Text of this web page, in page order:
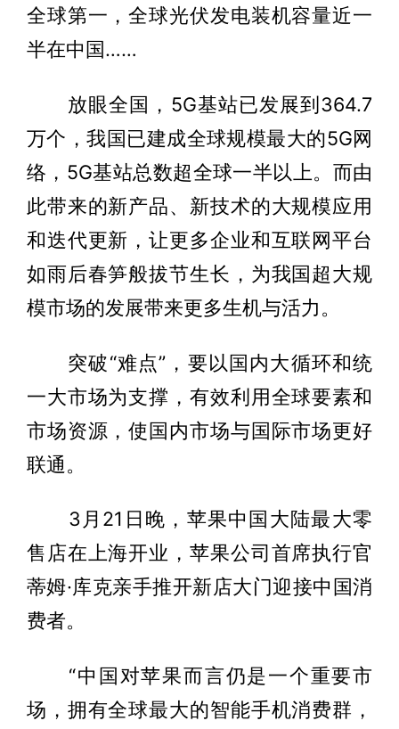
全球第一，全球光伏发电装机容量近一
半在中国……
放眼全国，5G基站已发展到364.7
万个，我国已建成全球规模最大的5G网
络，5G基站总数超全球一半以上。而由
此带来的新产品、新技术的大规模应用
和迭代更新，让更多企业和互联网平台
如雨后春笋般拔节生长，为我国超大规
模市场的发展带来更多生机与活力。
突破“难点”，要以国内大循环和统
一大市场为支撑，有效利用全球要素和
市场资源，使国内市场与国际市场更好
联通。
3月21日晚，苹果中国大陆最大零
售店在上海开业，苹果公司首席执行官
蒂姆·库克亲手推开新店大门迎接中国消
费者。
“中国对苹果而言仍是一个重要市
场，拥有全球最大的智能手机消费群，